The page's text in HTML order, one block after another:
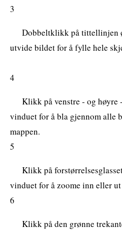
3
Dobbeltklikk på tittellinjen
utvide bildet for å fylle hele
4
Klikk på venstre - og høyre
vinduet for å bla gjennom alle
mappen.
5
Klikk på
vinduet for å zoome inn eller
6
Klikk på den grønne